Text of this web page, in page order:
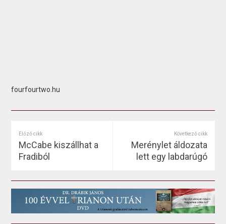
fourfourtwo.hu
Előző cikk
McCabe kiszállhat a
Fradiból
Következő cikk
Merénylet áldozata
lett egy labdarúgó